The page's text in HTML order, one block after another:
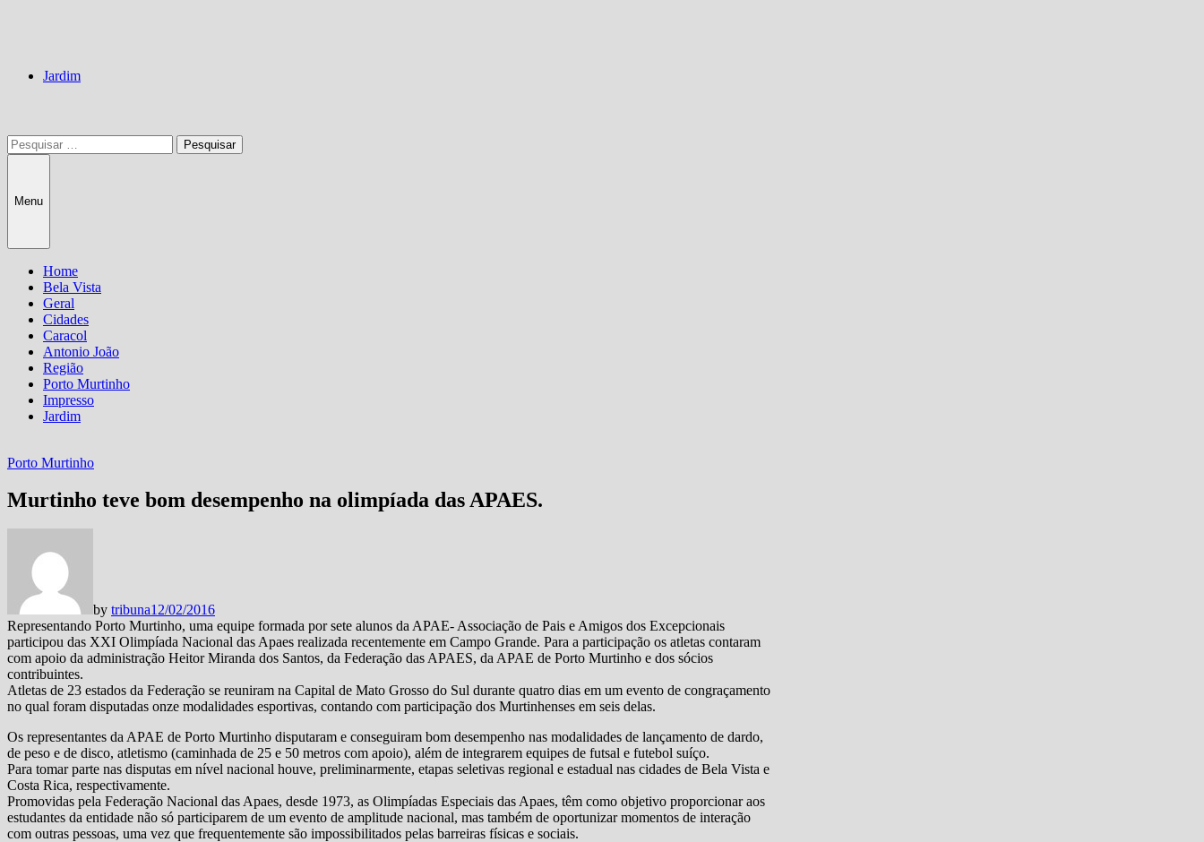
Jardim
Pesquisar
por:
Menu
Home
Bela Vista
Geral
Cidades
Caracol
Antonio João
Região
Porto Murtinho
Impresso
Jardim
Porto Murtinho
Murtinho teve bom desempenho na olimpíada das APAES.
by tribuna12/02/2016
Representando Porto Murtinho, uma equipe formada por sete alunos da APAE- Associação de Pais e Amigos dos Excepcionais
participou das XXI Olimpíada Nacional das Apaes realizada recentemente em Campo Grande. Para a participação os atletas contaram
com apoio da administração Heitor Miranda dos Santos, da Federação das APAES, da APAE de Porto Murtinho e dos sócios
contribuintes.
Atletas de 23 estados da Federação se reuniram na Capital de Mato Grosso do Sul durante quatro dias em um evento de congraçamento
no qual foram disputadas onze modalidades esportivas, contando com participação dos Murtinhenses em seis delas.
Os representantes da APAE de Porto Murtinho disputaram e conseguiram bom desempenho nas modalidades de lançamento de dardo,
de peso e de disco, atletismo (caminhada de 25 e 50 metros com apoio), além de integrarem equipes de futsal e futebol suíço.
Para tomar parte nas disputas em nível nacional houve, preliminarmente, etapas seletivas regional e estadual nas cidades de Bela Vista e
Costa Rica, respectivamente.
Promovidas pela Federação Nacional das Apaes, desde 1973, as Olimpíadas Especiais das Apaes, têm como objetivo proporcionar aos
estudantes da entidade não só participarem de um evento de amplitude nacional, mas também de oportunizar momentos de interação
com outras pessoas, uma vez que frequentemente são impossibilitados pelas barreiras físicas e sociais.